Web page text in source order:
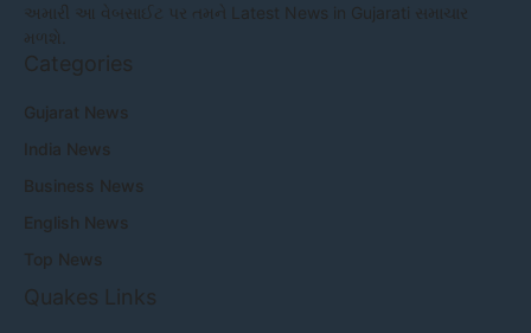
અમારી આ વેબસાઈટ પર તમને Latest News in Gujarati સમાચાર
મળશે.
Categories
Gujarat News
India News
Business News
English News
Top News
Quakes Links